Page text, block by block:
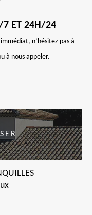
7 ET 24H/24
n’hésitez pas à
à nous appeler.